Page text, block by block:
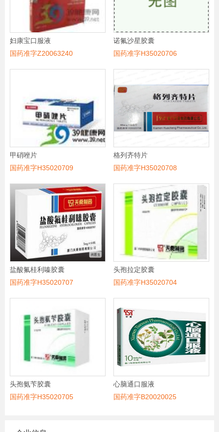
妇康宝口服液
国药准字Z20063240
诺氟沙星胶囊
国药准字H35020706
甲硝唑片
国药准字H35020709
格列齐特片
国药准字H35020708
盐酸氟桂利嗪胶囊
国药准字H35020707
头孢拉定胶囊
国药准字H35020704
头孢氨苄胶囊
国药准字H35020705
心脑通口服液
国药准字B20020025